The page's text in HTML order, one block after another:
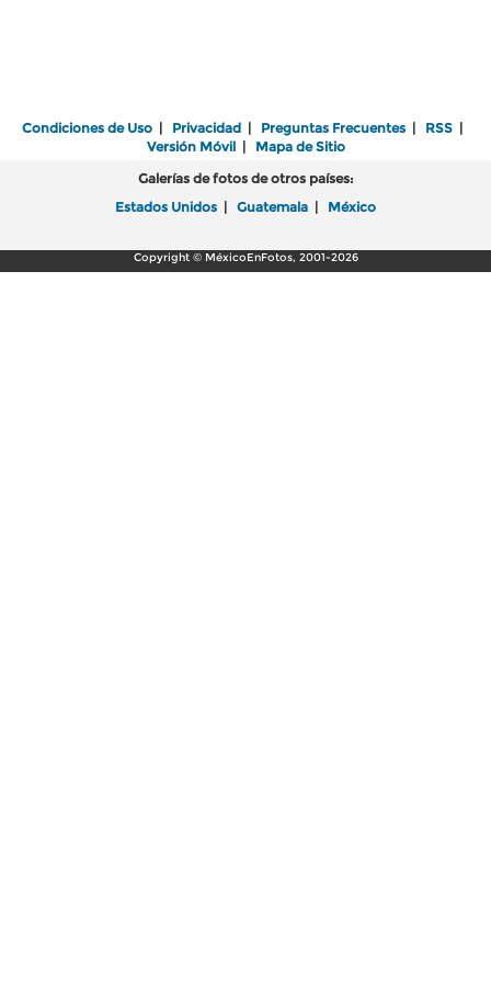
Condiciones de Uso | Privacidad | Preguntas Frecuentes | RSS |
Versión Móvil| Mapa de Sitio
Galerías de fotos de otros países:
Estados Unidos | Guatemala | México
Copyright © MéxicoEnFotos, 2001-2026